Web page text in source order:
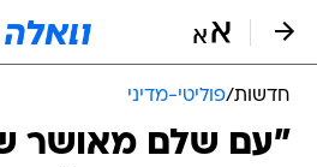
חדשות/פוליטי-מדיני
"עם שלם מאושר